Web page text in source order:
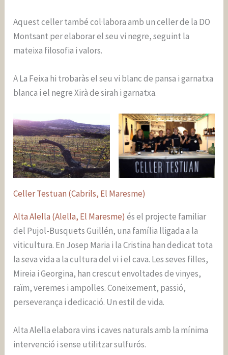
Aquest celler també col·labora amb un celler de la DO
Montsant per elaborar el seu vi negre, seguint la
mateixa filosofia i valors.
A La Feixa hi trobaràs el seu vi blanc de pansa i garnatxa
blanca i el negre Xirà de sirah i garnatxa.
Celler Testuan (Cabrils, El Maresme)
Alta Alella (Alella, El Maresme) és el projecte familiar
del Pujol-Busquets Guillén, una família lligada a la
viticultura. En Josep Maria i la Cristina han dedicat tota
la seva vida a la cultura del vi i el cava. Les seves filles,
Mireia i Georgina, han crescut envoltades de vinyes,
raïm, veremes i ampolles. Coneixement, passió,
perseverança i dedicació. Un estil de vida.
Alta Alella elabora vins i caves naturals amb la mínima
intervenció i sense utilitzar sulfurós.